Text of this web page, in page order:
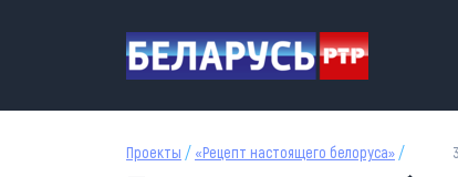
Проекты / «Рецепт настоящего белоруса» /